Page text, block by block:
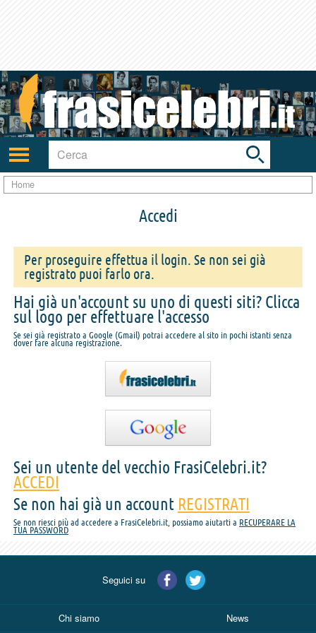
Attiva/disattiva
navigazione
Toggle
search
bar
Home
Accedi
Per proseguire effettua il login. Se non sei già
registrato puoi farlo ora.
Hai già un'account su uno di questi siti? Clicca
sul logo per effettuare l'accesso
Se sei già registrato a Google (Gmail) potrai accedere al sito in pochi istanti senza
dover fare alcuna registrazione.
Sei un utente del vecchio FrasiCelebri.it?
ACCEDI
Se non hai già un account REGISTRATI
Se non riesci più ad accedere a FrasiCelebri.it, possiamo aiutarti a RECUPERARE LA
TUA PASSWORD
Seguici su
Chi siamo News